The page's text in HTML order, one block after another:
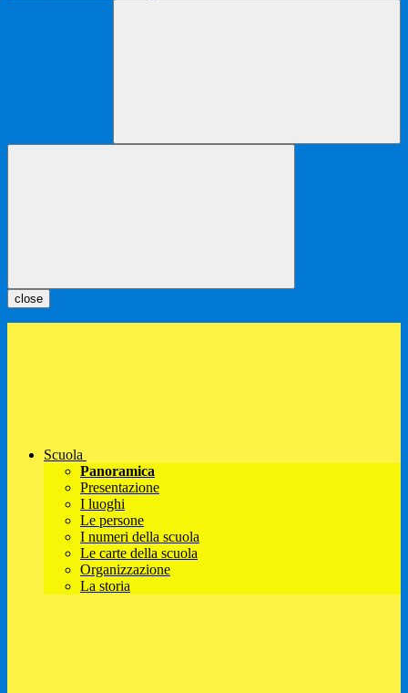
close
Scuola
Panoramica
Presentazione
I luoghi
Le persone
I numeri della scuola
Le carte della scuola
Organizzazione
La storia